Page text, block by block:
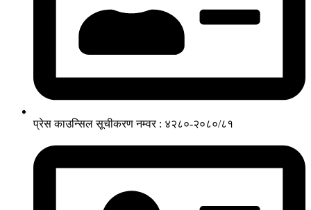
प्रेस काउन्सिल सूचीकरण नम्वर : ४२८०-२०८०/८१